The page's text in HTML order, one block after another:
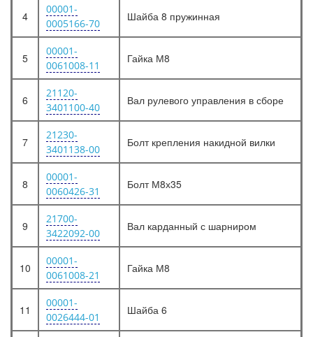
4
00001-
0005166-70
Шайба 8 пружинная
5
00001-
0061008-11
Гайка М8
6
21120-
3401100-40
Вал рулевого управления в сборе
7
21230-
3401138-00
Болт крепления накидной вилки
8
00001-
0060426-31
Болт М8х35
9
21700-
3422092-00
Вал карданный с шарниром
10
00001-
0061008-21
Гайка М8
11
00001-
0026444-01
Шайба 6